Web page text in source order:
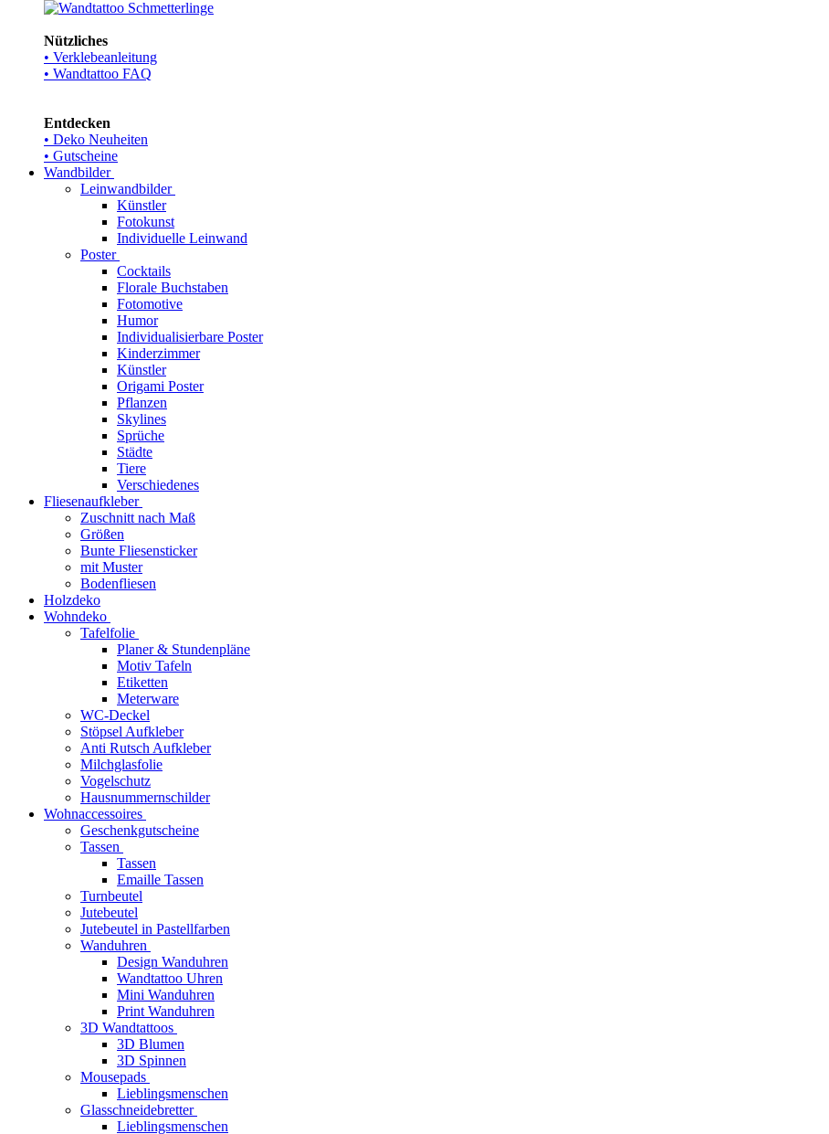
Nützliches
• Verklebeanleitung
• Wandtattoo FAQ
Entdecken
• Deko Neuheiten
• Gutscheine
Wandbilder
Leinwandbilder
Künstler
Fotokunst
Individuelle Leinwand
Poster
Cocktails
Florale Buchstaben
Fotomotive
Humor
Individualisierbare Poster
Kinderzimmer
Künstler
Origami Poster
Pflanzen
Skylines
Sprüche
Städte
Tiere
Verschiedenes
Fliesenaufkleber
Zuschnitt nach Maß
Größen
Bunte Fliesensticker
mit Muster
Bodenfliesen
Holzdeko
Wohndeko
Tafelfolie
Planer & Stundenpläne
Motiv Tafeln
Etiketten
Meterware
WC-Deckel
Stöpsel Aufkleber
Anti Rutsch Aufkleber
Milchglasfolie
Vogelschutz
Hausnummernschilder
Wohnaccessoires
Geschenkgutscheine
Tassen
Tassen
Emaille Tassen
Turnbeutel
Jutebeutel
Jutebeutel in Pastellfarben
Wanduhren
Design Wanduhren
Wandtattoo Uhren
Mini Wanduhren
Print Wanduhren
3D Wandtattoos
3D Blumen
3D Spinnen
Mousepads
Lieblingsmenschen
Glasschneidebretter
Lieblingsmenschen